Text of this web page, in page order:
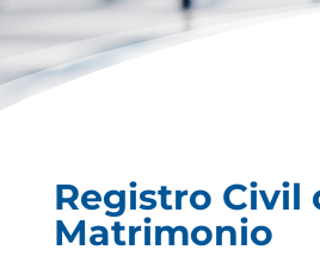
Registro Civil
Matrimonio